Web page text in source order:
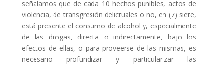
señalamos que de cada 10 hechos punibles, actos de
violencia, de transgresión delictuales o no, en (7) siete,
está presente el consumo de alcohol y, especialmente
de las drogas, directa o indirectamente, bajo los
efectos de ellas, o para proveerse de las mismas, es
necesario profundizar y particularizar las